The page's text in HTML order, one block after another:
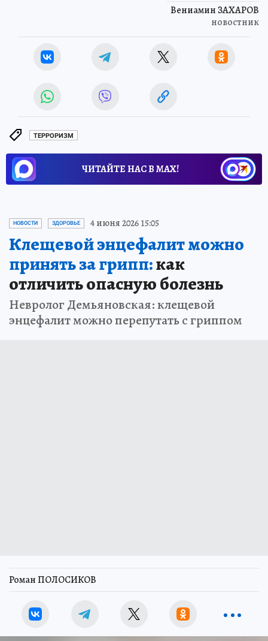
Вениамин ЗАХАРОВ
новостник
ТЕРРОРИЗМ
ЧИТАЙТЕ НАС В МАХ!
НОВОСТИ ЗДОРОВЬЕ 4 июня 2026 15:05
Клещевой энцефалит можно
принять за грипп:как
отличить опасную болезнь
Невролог Демьяновская: клещевой
энцефалит можно перепутать с гриппом
Роман ПОЛОСИКОВ